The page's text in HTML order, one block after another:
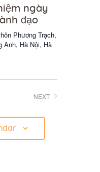
ngày
đạo
Phương Trạch,
Anh, Hà Nội, Hà
NEXTEVENTS